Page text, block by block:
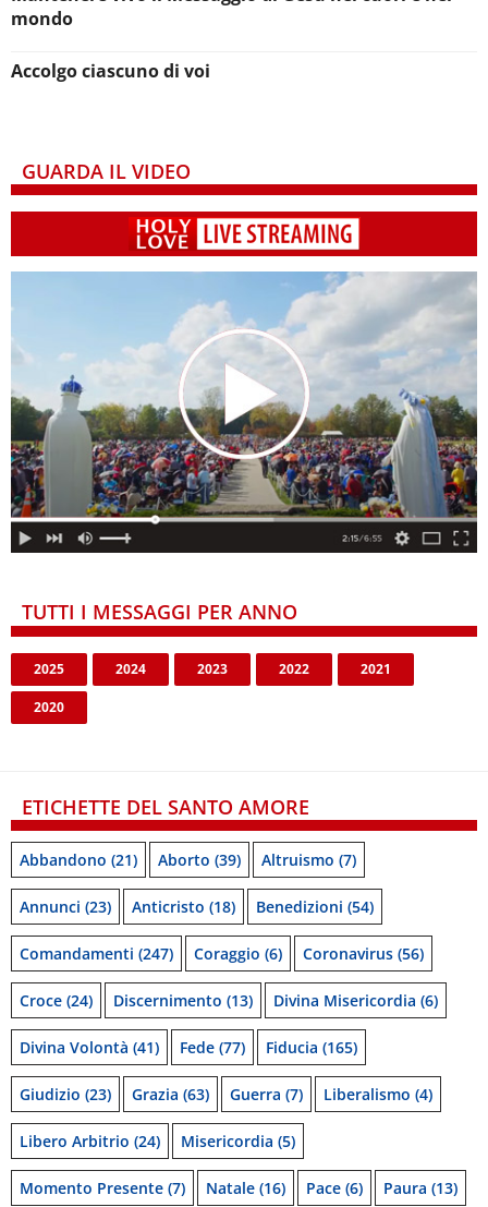
mondo
Accolgo ciascuno di voi
GUARDA IL VIDEO
TUTTI I MESSAGGI PER ANNO
2025 2024 2023 2022 2021
2020
ETICHETTE DEL SANTO AMORE
Abbandono (21) Aborto (39) Altruismo (7)
Annunci (23) Anticristo (18) Benedizioni (54)
Comandamenti (247) Coraggio (6) Coronavirus (56)
Croce (24) Discernimento (13) Divina Misericordia (6)
Divina Volontà (41) Fede (77) Fiducia (165)
Giudizio (23) Grazia (63) Guerra (7) Liberalismo (4)
Libero Arbitrio (24) Misericordia (5)
Momento Presente (7) Natale (16) Pace (6) Paura (13)